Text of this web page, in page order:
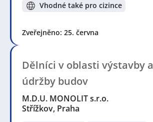
Vhodné také pro cizince
Zveřejněno: 25. června
Dělníci v oblasti výstavby a
údržby budov
M.D.U. MONOLIT s.r.o.
Střížkov, Praha